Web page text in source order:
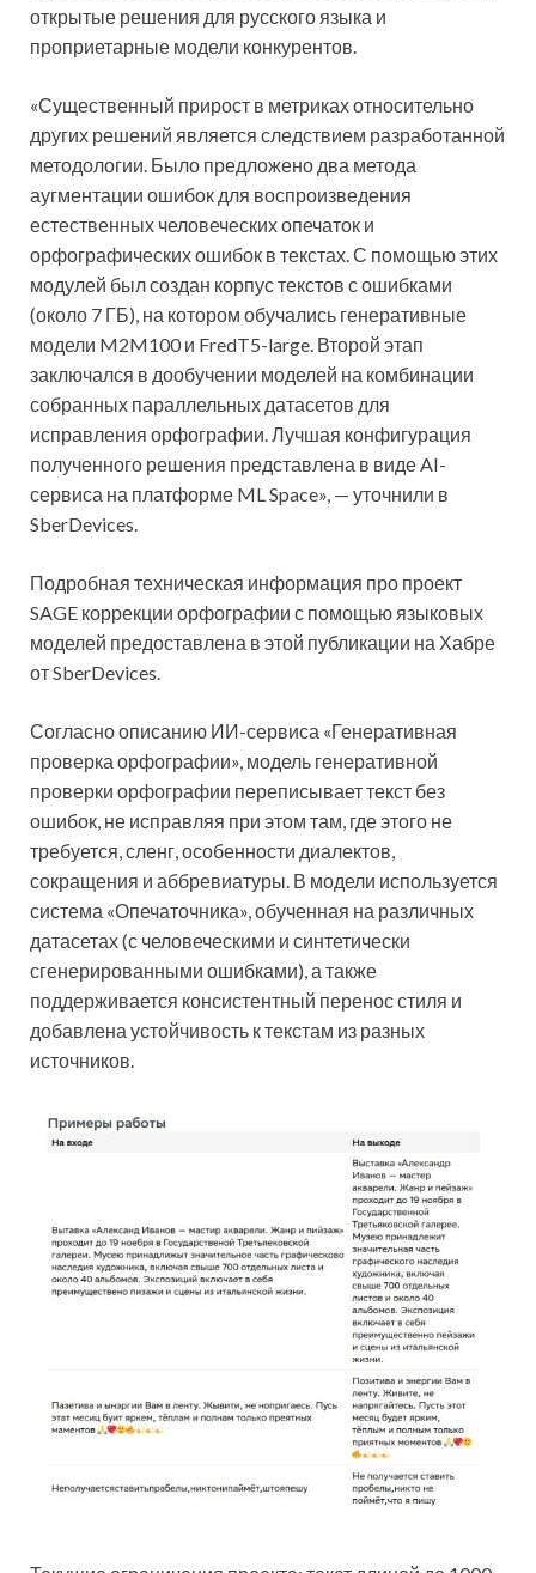
открытые решения для русского языка и
проприетарные модели конкурентов.
«Существенный прирост в метриках относительно
других решений является следствием разработанной
методологии. Было предложено два метода
аугментации ошибок для воспроизведения
естественных человеческих опечаток и
орфографических ошибок в текстах. С помощью этих
модулей был создан корпус текстов с ошибками
(около 7 ГБ), на котором обучались генеративные
модели M2M100 и FredT5-large. Второй этап
заключался в дообучении моделей на комбинации
собранных параллельных датасетов для
исправления орфографии. Лучшая конфигурация
полученного решения представлена в виде AI-
сервиса на платформе ML Space», — уточнили в
SberDevices.
Подробная техническая информация про проект
SAGE коррекции орфографии с помощью языковых
моделей предоставлена в этой публикации на Хабре
от SberDevices.
Согласно описанию ИИ-сервиса «Генеративная
проверка орфографии», модель генеративной
проверки орфографии переписывает текст без
ошибок, не исправляя при этом там, где этого не
требуется, сленг, особенности диалектов,
сокращения и аббревиатуры. В модели используется
система «Опечаточника», обученная на различных
датасетах (с человеческими и синтетически
сгенерированными ошибками), а также
поддерживается консистентный перенос стиля и
добавлена устойчивость к текстам из разных
источников.